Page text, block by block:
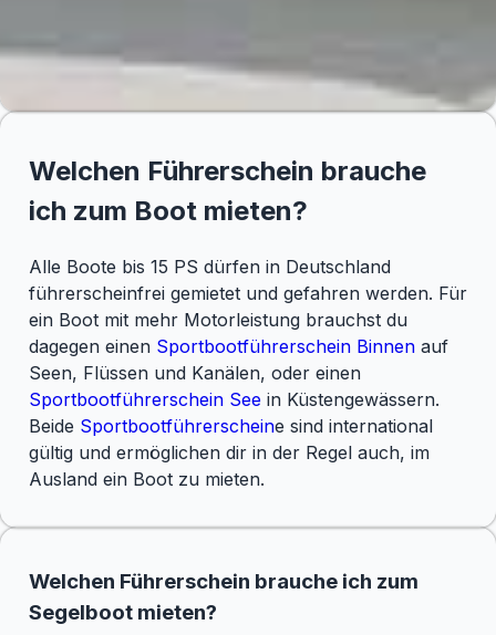
Welchen Führerschein brauche
ich zum Boot mieten?
Alle Boote bis 15 PS dürfen in Deutschland
führerscheinfrei gemietet und gefahren werden. Für
ein Boot mit mehr Motorleistung brauchst du
dagegen einen Sportbootführerschein Binnenauf
Seen, Flüssen und Kanälen, oder einen
Sportbootführerschein Seein Küstengewässern.
Beide Sportbootführerscheine sind international
gültig und ermöglichen dir in der Regel auch, im
Ausland ein Boot zu mieten.
Welchen Führerschein brauche ich zum
Segelboot mieten?